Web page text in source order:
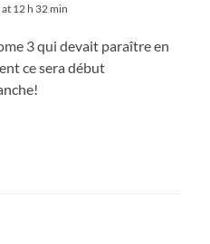
12 h 32 min
3 qui devait paraître en
ce sera début